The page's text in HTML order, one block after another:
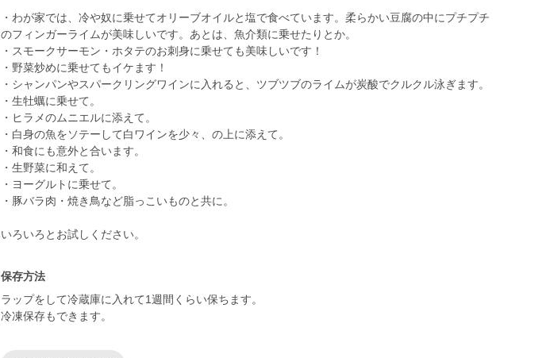
・わが家では、冷や奴に乗せてオリーブオイルと塩で食べています。柔らかい豆腐の中にプチプチ
のフィンガーライムが美味しいです。あとは、魚介類に乗せたりとか。
・スモークサーモン・ホタテのお刺身に乗せても美味しいです！
・野菜炒めに乗せてもイケます！
・シャンパンやスパークリングワインに入れると、ツブツブのライムが炭酸でクルクル泳ぎます。
・生牡蠣に乗せて。
・ヒラメのムニエルに添えて。
・白身の魚をソテーして白ワインを少々、の上に添えて。
・和食にも意外と合います。
・生野菜に和えて。
・ヨーグルトに乗せて。
・豚バラ肉・焼き鳥など脂っこいものと共に。
いろいろとお試しください。
保存方法
ラップをして冷蔵庫に入れて1週間くらい保ちます。
冷凍保存もできます。